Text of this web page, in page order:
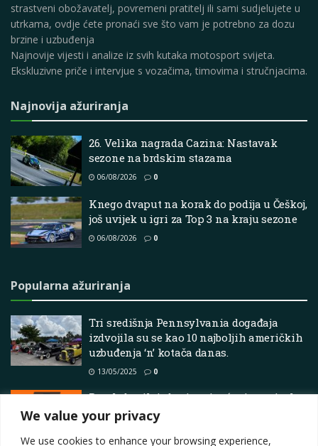
We value your privacy
We use cookies to enhance your browsing experience,
strastveni obožavatelj, povremeni pratitelj ili sami sudjelujete u
utrkama, ovdje ćete pronaći sve što vam je potrebno za dozu
brzine i uzbuđenja
Najnovije vijesti i analize iz svih kutaka motosport svijeta.
Ekskluzivne priče i intervjue s vozačima, timovima i stručnjacima.
Najnovija ažuriranja
26. Velika nagrada Cazina: Nastavak
sezone na brdskim stazama
06/08/2026 0
Knego dvaput na korak do podija u Češkoj,
još uvijek u igri za Top 3 na kraju sezone
06/08/2026 0
Popularna ažuriranja
Tri središnja Pennsylvania događaja
izdvojila su se kao 10 najboljih američkih
uzbuđenja ‘n’ kotača danas.
13/05/2025 0
Pregled svih izdanja priopćenja za tisak
12/06/2025 0